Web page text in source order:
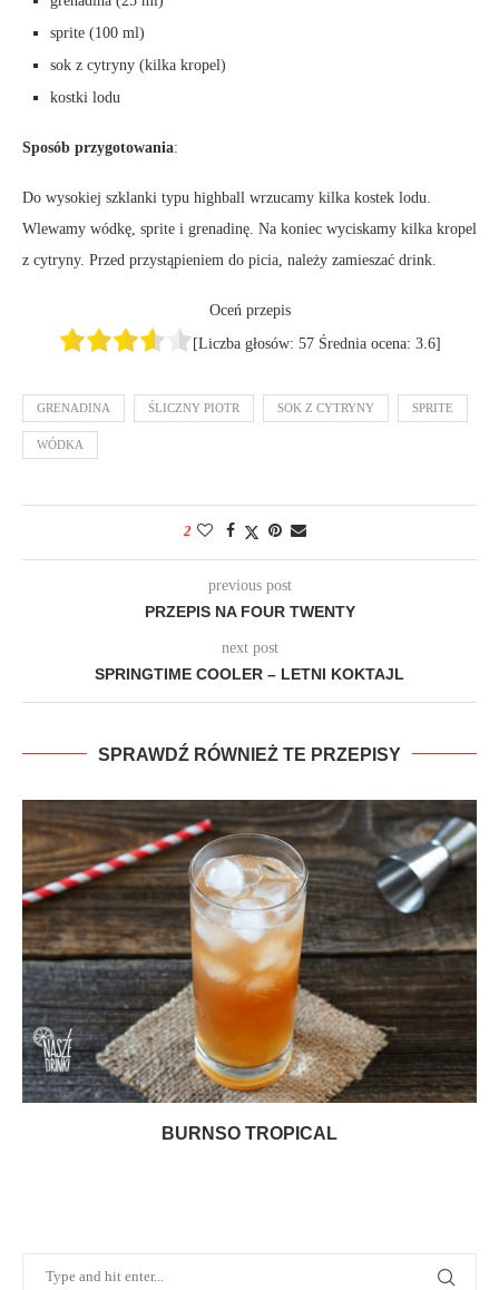
sprite (100 ml)
sok z cytryny (kilka kropel)
kostki lodu
Sposób przygotowania:
Do wysokiej szklanki typu highball wrzucamy kilka kostek lodu.
Wlewamy wódkę, sprite i grenadinę. Na koniec wyciskamy kilka kropel
z cytryny. Przed przystąpieniem do picia, należy zamieszać drink.
Oceń przepis
[Liczba głosów: 57Średnia ocena: 3.6]
GRENADINA ŚLICZNY PIOTR SOK Z CYTRYNY SPRITE
WÓDKA
2
previous post
PRZEPIS NA FOUR TWENTY
next post
SPRINGTIME COOLER – LETNI KOKTAJL
SPRAWDŹ RÓWNIEŻ TE PRZEPISY
BURNSO TROPICAL